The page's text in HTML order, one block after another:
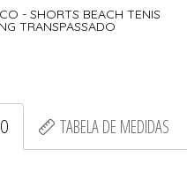
- SHORTS BEACH TENIS
TRANSPASSADO
TABELA DE MEDIDAS